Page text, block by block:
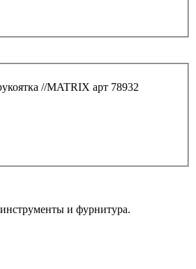
//MATRIX арт 78932
и фурнитура.